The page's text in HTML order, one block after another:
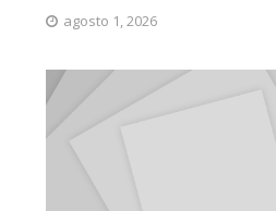
agosto 1, 2026